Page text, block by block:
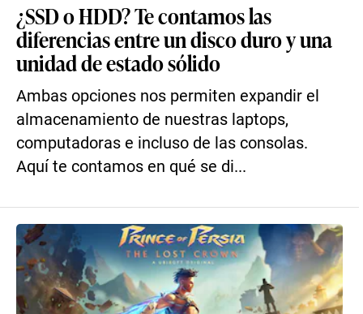
¿SSD o HDD? Te contamos las
diferencias entre un disco duro y una
unidad de estado sólido
Ambas opciones nos permiten expandir el
almacenamiento de nuestras laptops,
computadoras e incluso de las consolas.
Aquí te contamos en qué se di...